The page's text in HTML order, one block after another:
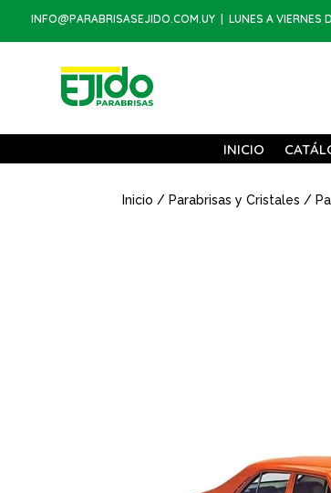
INFO@PARABRISASEJIDO.COM.UY| LUNES A VIERNES
INICIO
Inicio / Parabrisas y Cristales /